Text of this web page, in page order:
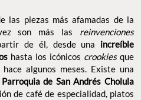
las piezas más afamadas de la
son más las reinvenciones
de él, desde una increíble
hasta los icónicos crookiesque
algunos meses. Existe una
Parroquia de San Andrés Cholula
de café de especialidad, platos